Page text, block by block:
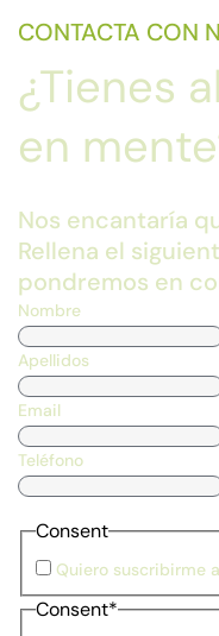
CONTACTA CON
¿Tienes
en
Nos encantaría
Rellena el
pondremos en
Nombre
Apellidos
Email
Teléfono
Consent
Quiero suscribirme
Consent*